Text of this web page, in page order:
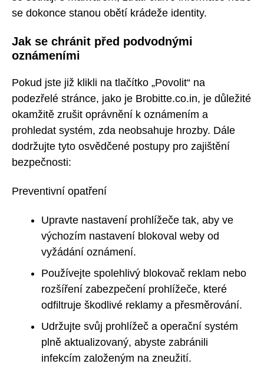
se dokonce stanou obětí krádeže identity.
Jak se chránit před podvodnými
oznámeními
Pokud jste již klikli na tlačítko „Povolit“ na
podezřelé stránce, jako je Brobitte.co.in, je důležité
okamžitě zrušit oprávnění k oznámením a
prohledat systém, zda neobsahuje hrozby. Dále
dodržujte tyto osvědčené postupy pro zajištění
bezpečnosti:
Preventivní opatření
Upravte nastavení prohlížeče tak, aby ve
výchozím nastavení blokoval weby od
vyžádání oznámení.
Používejte spolehlivý blokovač reklam nebo
rozšíření zabezpečení prohlížeče, které
odfiltruje škodlivé reklamy a přesměrování.
Udržujte svůj prohlížeč a operační systém
plně aktualizovaný, abyste zabránili
infekcím založeným na zneužití.